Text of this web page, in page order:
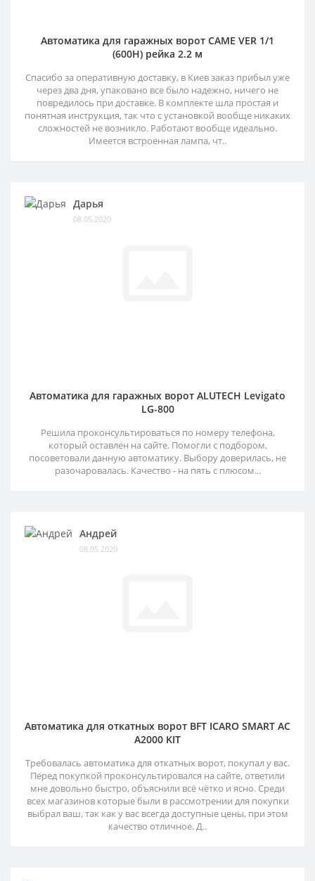
Автоматика для гаражных ворот CAME VER 1/1
(600H) рейка 2.2 м
Спасибо за оперативную доставку, в Киев заказ прибыл уже
через два дня, упаковано все было надежно, ничего не
повредилось при доставке. В комплекте шла простая и
понятная инструкция, так что с установкой вообще никаких
сложностей не возникло. Работают вообще идеально.
Имеется встроенная лампа, чт..
Дарья
08.05.2020
Автоматика для гаражных ворот ALUTECH Levigato
LG-800
Решила проконсультироваться по номеру телефона,
который оставлен на сайте. Помогли с подбором,
посоветовали данную автоматику. Выбору доверилась, не
разочаровалась. Качество - на пять с плюсом...
Андрей
08.05.2020
Автоматика для откатных ворот BFT ICARO SMART AC
A2000 KIT
Требовалась автоматика для откатных ворот, покупал у вас.
Перед покупкой проконсультировался на сайте, ответили
мне довольно быстро, объяснили всё чётко и ясно. Среди
всех магазинов которые были в рассмотрении для покупки
выбрал ваш, так как у вас всегда доступные цены, при этом
качество отличное. Д..